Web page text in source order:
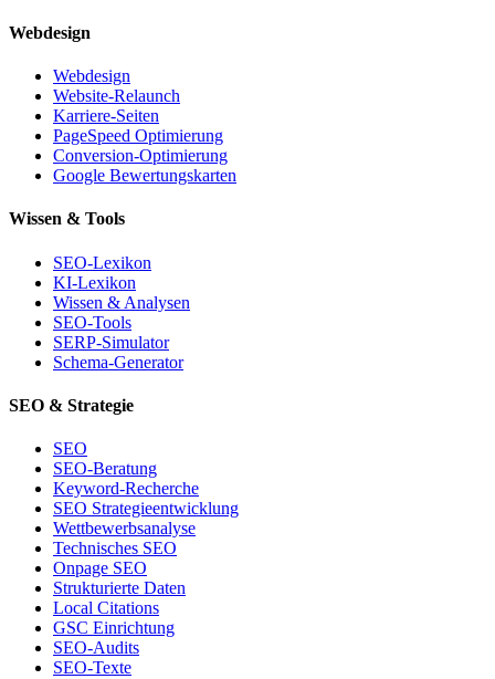
Webdesign
Webdesign
Website-Relaunch
Karriere-Seiten
PageSpeed Optimierung
Conversion-Optimierung
Google Bewertungskarten
Wissen & Tools
SEO-Lexikon
KI-Lexikon
Wissen & Analysen
SEO-Tools
SERP-Simulator
Schema-Generator
SEO & Strategie
SEO
SEO-Beratung
Keyword-Recherche
SEO Strategieentwicklung
Wettbewerbsanalyse
Technisches SEO
Onpage SEO
Strukturierte Daten
Local Citations
GSC Einrichtung
SEO-Audits
SEO-Texte